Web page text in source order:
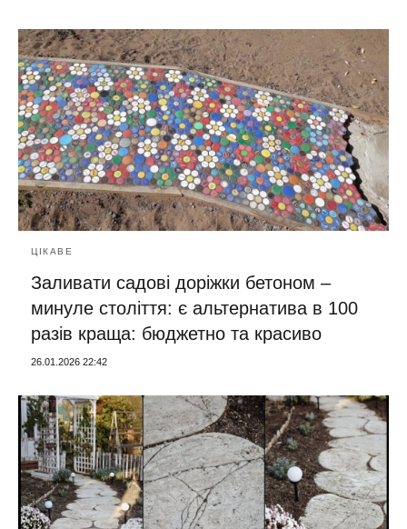
ЦІКАВЕ
Заливати садові доріжки бетоном –
минуле століття: є альтернатива в 100
разів краща: бюджетно та красиво
26.01.2026 22:42